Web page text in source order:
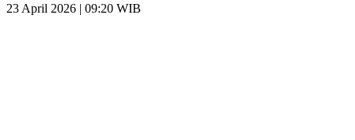
23 April 2026 | 09:20 WIB